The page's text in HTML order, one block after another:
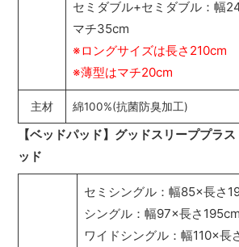
セミダブル+セミダブル：幅
マチ35cm
※ロングサイズは長さ210cm
※薄型はマチ20cm
主材 綿100%(抗菌防臭加工)
【ベッドパッド】グッドスリーププラ
ッド
セミシングル：幅85×長さ
シングル：幅97×長さ195cm
ワイドシングル：幅110×長